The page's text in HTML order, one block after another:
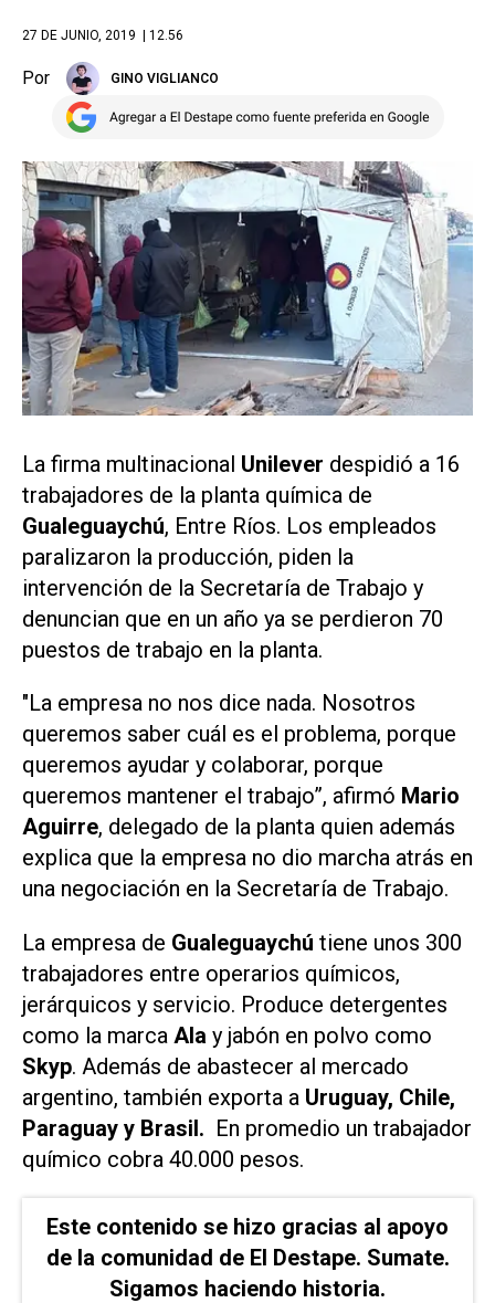
27 DE JUNIO, 2019 | 12.56
Por GINO VIGLIANCO
La firma multinacional Unilever despidió a 16
trabajadores de la planta química de
Gualeguaychú, Entre Ríos. Los empleados
paralizaron la producción, piden la
intervención de la Secretaría de Trabajo y
denuncian que en un año ya se perdieron 70
puestos de trabajo en la planta.
"La empresa no nos dice nada. Nosotros
queremos saber cuál es el problema, porque
queremos ayudar y colaborar, porque
queremos mantener el trabajo”, afirmó Mario
Aguirre, delegado de la planta quien además
explica que la empresa no dio marcha atrás en
una negociación en la Secretaría de Trabajo.
La empresa de Gualeguaychú tiene unos 300
trabajadores entre operarios químicos,
jerárquicos y servicio. Produce detergentes
como la marca Ala y jabón en polvo como
Skyp. Además de abastecer al mercado
argentino, también exporta a Uruguay, Chile,
Paraguay y Brasil. En promedio un trabajador
químico cobra 40.000 pesos.
Este contenido se hizo gracias al apoyo
de la comunidad de El Destape. Sumate.
Sigamos haciendo historia.